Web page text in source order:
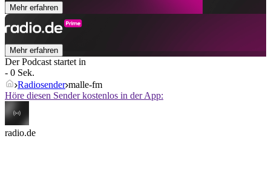
Mehr erfahren
Mehr erfahren
Der Podcast startet in
- 0 Sek.
Radiosender malle-fm
Höre diesen Sender kostenlos in der App:
radio.de